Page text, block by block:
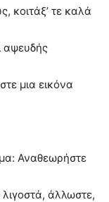
κοιτάξ’ τε καλά
αψευδής
μια εικόνα
Αναθεωρήστε
λιγοστά, άλλωστε,